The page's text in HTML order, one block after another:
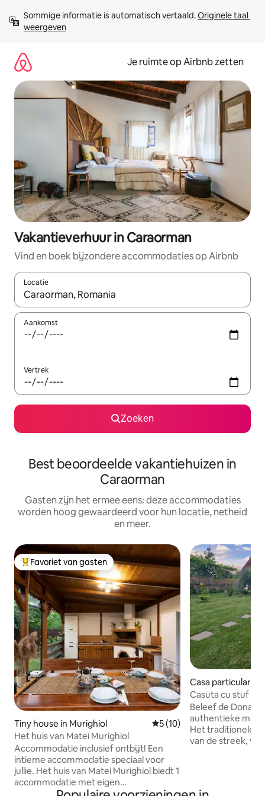
direct
naar
Sommige informatie is automatisch vertaald. Originele taal
weergeven
Je ruimte op Airbnb zetten
Vakantieverhuur in Caraorman
Vind en boek bijzondere accommodaties op Airbnb
Locatie
Wanneer er suggesties beschikbaar zijn, maak je een keuze
Aankomst
Vertrek
Zoeken
Best beoordeelde vakantiehuizen in
Caraorman
Gasten zijn het ermee eens: deze accommodaties
worden hoog gewaardeerd voor hun locatie, netheid
en meer.
Topfavoriet van gasten
Favoriet van gasten
Tiny house in Murighiol Gemiddelde beoordeling
5 (10)
Het huis van Matei Murighiol
Accommodatie inclusief ontbijt! Een
intieme accommodatie speciaal voor
jullie. Het huis van Matei Murighiol biedt 1
accommodatie met eigen
kookgelegenheid, uitgerust met wifi,
Casa particular in
Casuta cu stuf
Beleef de
authentieke
Het traditionele
van de streek,